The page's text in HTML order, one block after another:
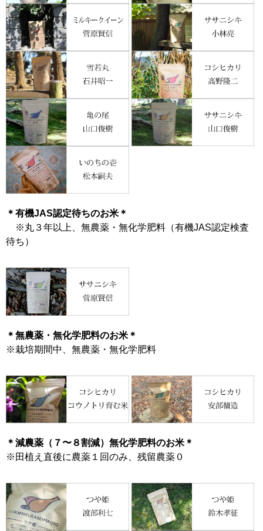
＊有機JAS認定待ちのお米＊
※丸３年以上、無農薬・無化学肥料（有機JAS認定検査
待ち）
＊無農薬・無化学肥料のお米＊
※栽培期間中、無農薬・無化学肥料
＊減農薬（７〜８割減）無化学肥料のお米＊
※田植え直後に農薬１回のみ、残留農薬０